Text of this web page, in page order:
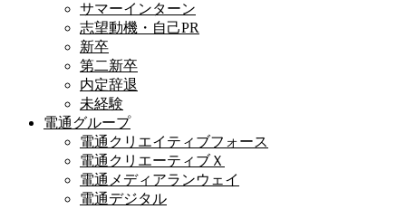
サマーインターン
志望動機・自己PR
新卒
第二新卒
内定辞退
未経験
電通グループ
電通クリエイティブフォース
電通クリエーティブＸ
電通メディアランウェイ
電通デジタル